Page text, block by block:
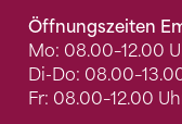
Öffnungszeiten
Mo: 08.00–12.00
Di-Do:
Fr: 08.00–12.00